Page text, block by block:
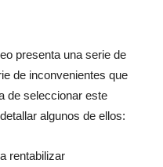
presenta una serie de
de inconvenientes que
de seleccionar este
algunos de ellos:
rentabilizar